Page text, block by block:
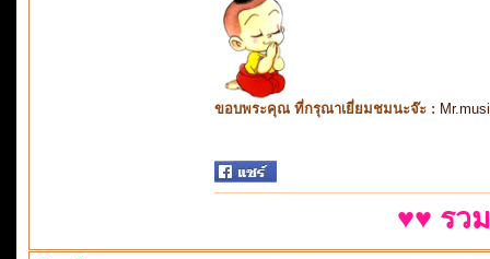
ขอบพระคุณ ที่กรุณาเยี่ยมชมนะจ๊ะ :
♥♥ รว